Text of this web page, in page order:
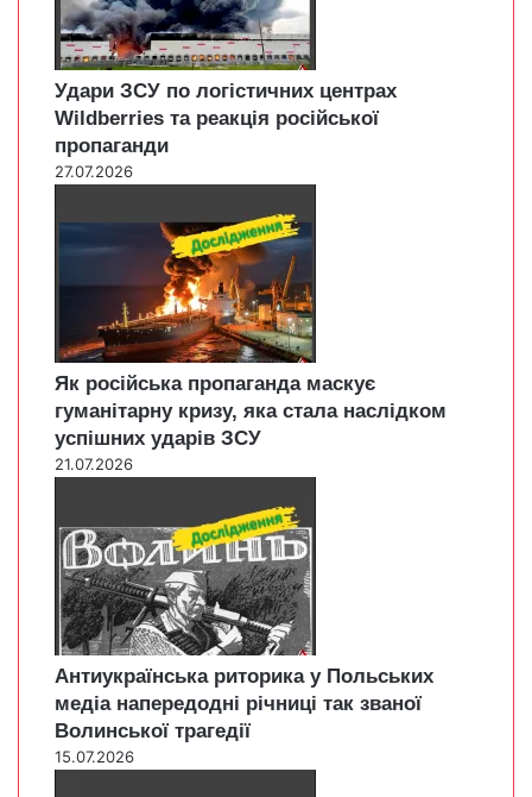
Удари ЗСУ по логістичних центрах
Wildberries та реакція російської
пропаганди
27.07.2026
Як російська пропаганда маскує
гуманітарну кризу, яка стала наслідком
успішних ударів ЗСУ
21.07.2026
Антиукраїнська риторика у Польських
медіа напередодні річниці так званої
Волинської трагедії
15.07.2026